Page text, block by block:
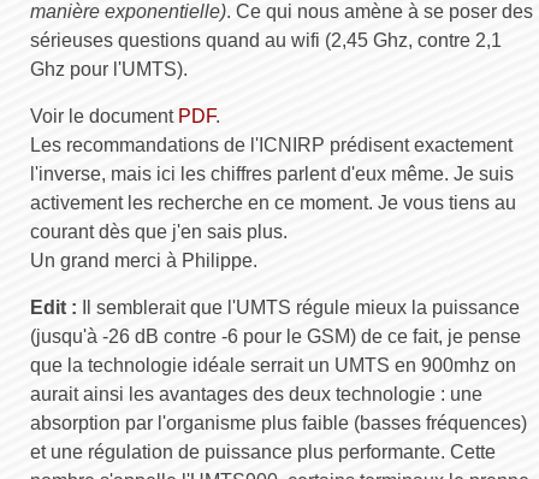
manière exponentielle). Ce qui nous amène à se poser des
sérieuses questions quand au wifi (2,45 Ghz, contre 2,1
Ghz pour l'UMTS).
Voir le document PDF.
Les recommandations de l'ICNIRP prédisent exactement
l'inverse, mais ici les chiffres parlent d'eux même. Je suis
activement les recherche en ce moment. Je vous tiens au
courant dès que j'en sais plus.
Un grand merci à Philippe.
Edit : Il semblerait que l'UMTS régule mieux la puissance
(jusqu'à -26 dB contre -6 pour le GSM) de ce fait, je pense
que la technologie idéale serrait un UMTS en 900mhz on
aurait ainsi les avantages des deux technologie : une
absorption par l'organisme plus faible (basses fréquences)
et une régulation de puissance plus performante. Cette